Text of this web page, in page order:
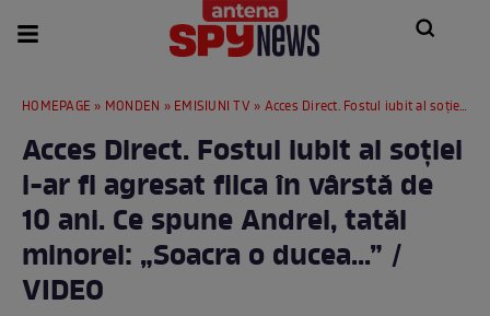
HOMEPAGE » MONDEN » EMISIUNI TV » Acces Direct. Fostul iubit al soției i-ar fi agresat fiica în vârstă de 10 ani. Ce spune Andrei, tatăl minorei: „Soacra o ducea...” / VIDEO
Acces Direct. Fostul iubit al soției
i-ar fi agresat fiica în vârstă de
10 ani. Ce spune Andrei, tatăl
minorei: „Soacra o ducea...” /
VIDEO